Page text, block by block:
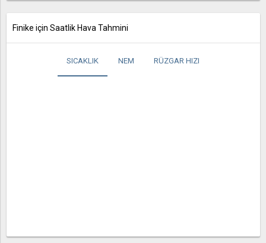
Finike için Saatlik Hava Tahmini
SICAKLIK NEM RÜZGAR HIZI